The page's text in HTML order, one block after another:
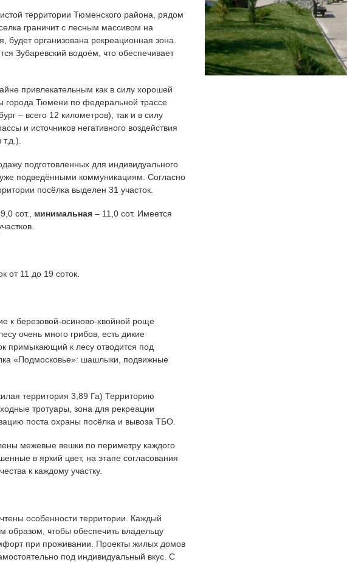
территории Тюменского района, рядом
граничит с лесным массивом на
будет организована рекреационная зона.
Зубаревский водоём, что обеспечивает
привлекательным как в силу хорошей
города Тюмени по федеральной трассе
– всего 12 километров), так и в силу
и источников негативного воздействия
подготовленных для индивидуального
уже подведёнными коммуникациям. Согласно
посёлка выделен 31 участок.
сот., минимальная – 11,0 сот. Имеется
от 11 до 19 соток.
к березовой-осиново-хвойной роще
очень много грибов, есть дикие
примыкающий к лесу отводится под
«Подмосковье»: шашлыки, подвижные
территория 3,89 Га) Территорию
тротуары, зона для рекреации
поста охраны посёлка и вывоза ТБО.
межевые вешки по периметру каждого
в яркий цвет, на этапе согласования
к каждому участку.
особенности территории. Каждый
образом, чтобы обеспечить владельцу
при проживании. Проекты жилых домов
под индивидуальный вкус. С